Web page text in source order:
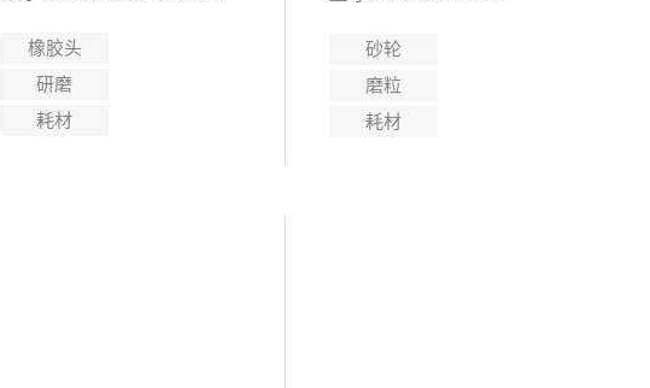
橡胶头
研磨
耗材
砂轮
磨粒
耗材